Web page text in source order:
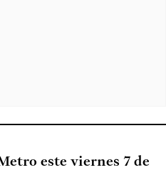
este viernes 7 de